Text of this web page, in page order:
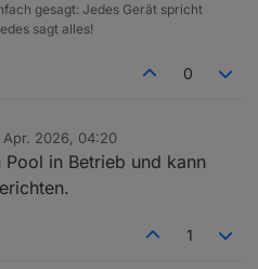
gesagt: Jedes Gerät spricht
sagt alles!
0
Apr. 2026, 04:20
von
in Betrieb und kann
1